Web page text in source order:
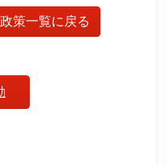
策一覧に戻る